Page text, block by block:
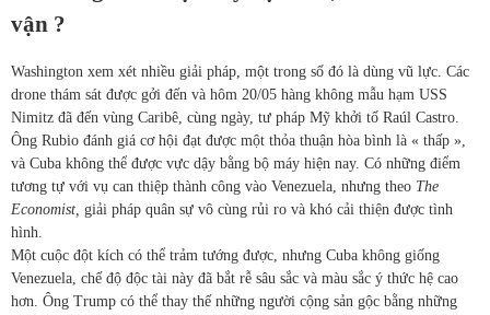
vận ?
Washington xem xét nhiều giải pháp, một trong số đó là dùng vũ lực. Các
drone thám sát được gởi đến và hôm 20/05 hàng không mẫu hạm USS
Nimitz đã đến vùng Caribê, cùng ngày, tư pháp Mỹ khởi tố Raúl Castro.
Ông Rubio đánh giá cơ hội đạt được một thỏa thuận hòa bình là « thấp »,
và Cuba không thể được vực dậy bằng bộ máy hiện nay. Có những điểm
tương tự với vụ can thiệp thành công vào Venezuela, nhưng theo The
Economist, giải pháp quân sự vô cùng rủi ro và khó cải thiện được tình
hình.
Một cuộc đột kích có thể trảm tướng được, nhưng Cuba không giống
Venezuela, chế độ độc tài này đã bắt rễ sâu sắc và màu sắc ý thức hệ cao
hơn. Ông Trump có thể thay thế những người cộng sản gộc bằng những